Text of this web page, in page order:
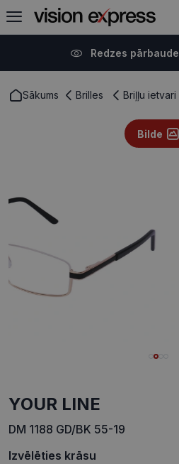
Redzes pārbaude
Sākums Brilles Briļļu ietvari
Bilde
YOUR LINE
DM 1188 GD/BK 55-19
Izvēlēties krāsu